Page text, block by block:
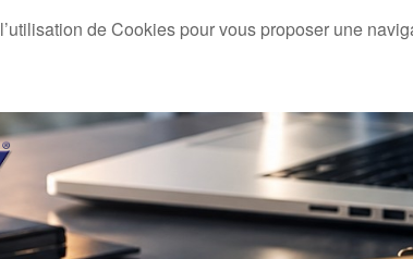
de Cookies pour vous proposer une